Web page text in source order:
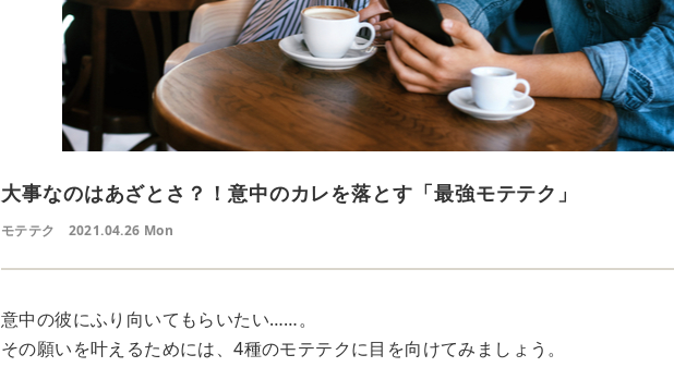
大事なのはあざとさ？！意中のカレを落とす「最強モテテク」
モテテク 2021.04.26 Mon
意中の彼にふり向いてもらいたい……。
その願いを叶えるためには、4種のモテテクに目を向けてみましょう。